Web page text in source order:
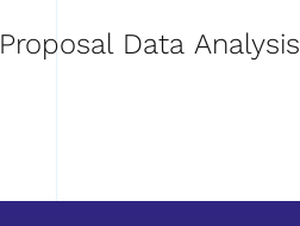
Proposal Data Analysis